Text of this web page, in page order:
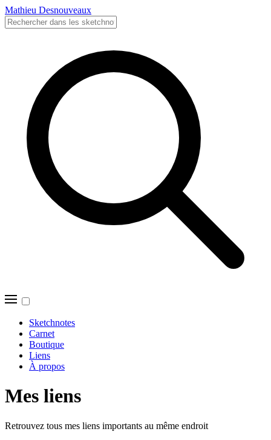
Mathieu Desnouveaux
Sketchnotes
Carnet
Boutique
Liens
À propos
Mes liens
Retrouvez tous mes liens importants au même endroit